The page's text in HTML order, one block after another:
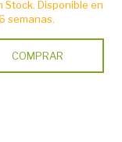
Stock. Disponible en
semanas.
COMPRAR